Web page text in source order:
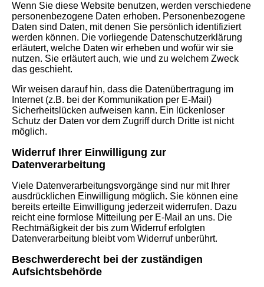
Wenn Sie diese Website benutzen, werden verschiedene
personenbezogene Daten erhoben. Personenbezogene
Daten sind Daten, mit denen Sie persönlich identifiziert
werden können. Die vorliegende Datenschutzerklärung
erläutert, welche Daten wir erheben und wofür wir sie
nutzen. Sie erläutert auch, wie und zu welchem Zweck
das geschieht.
Wir weisen darauf hin, dass die Datenübertragung im
Internet (z.B. bei der Kommunikation per E-Mail)
Sicherheitslücken aufweisen kann. Ein lückenloser
Schutz der Daten vor dem Zugriff durch Dritte ist nicht
möglich.
Widerruf Ihrer Einwilligung zur
Datenverarbeitung
Viele Datenverarbeitungsvorgänge sind nur mit Ihrer
ausdrücklichen Einwilligung möglich. Sie können eine
bereits erteilte Einwilligung jederzeit widerrufen. Dazu
reicht eine formlose Mitteilung per E-Mail an uns. Die
Rechtmäßigkeit der bis zum Widerruf erfolgten
Datenverarbeitung bleibt vom Widerruf unberührt.
Beschwerderecht bei der zuständigen
Aufsichtsbehörde